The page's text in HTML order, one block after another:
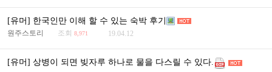
[유머] 한국인만 이해 할 수 있는 숙박 후기
원주스토리 조회 8,971 19.04.12
[유머] 상병이 되면 빚자루 하나로 물을 다스릴 수 있다.